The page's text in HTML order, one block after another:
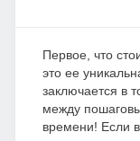
Первое, что
это ее
заключается в
между
времени! Если